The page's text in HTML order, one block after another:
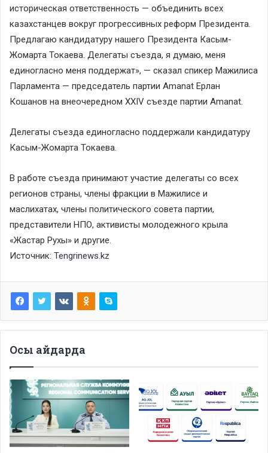
историческая ответственность — объединить всех
казахстанцев вокруг прогрессивных реформ Президента.
Предлагаю кандидатуру нашего Президента Касым-
Жомарта Токаева. Делегаты съезда, я думаю, меня
единогласно меня поддержат», — сказал спикер Мажилиса
Парламента — председатель партии Amanat Ерлан
Кошанов на внеочередном XXIV съезде партии Amanat.
Делегаты съезда единогласно поддержали кандидатуру
Касым-Жомарта Токаева.
В работе съезда принимают участие делегаты со всех
регионов страны, члены фракции в Мажилисе и
маслихатах, члены политического совета партии,
представители НПО, активисты молодежного крыла
«Жастар Рухы» и другие.
Источник: Tengrinews.kz
Осы айдарда